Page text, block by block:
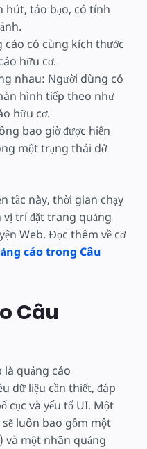
hút, táo bạo, có tính
cáo có cùng kích thước
hữu cơ.
nhau: Người dùng có
hình tiếp theo như
hữu cơ.
bao giờ được hiển
một trạng thái dở
tắc này, thời gian chạy
vị trí đặt trang quảng
Web. Đọc thêm về cơ
cáo trong Câu
Câu
là quảng cáo
dữ liệu cần thiết, đáp
cục và yếu tố UI. Một
luôn bao gồm một
và một nhãn quảng